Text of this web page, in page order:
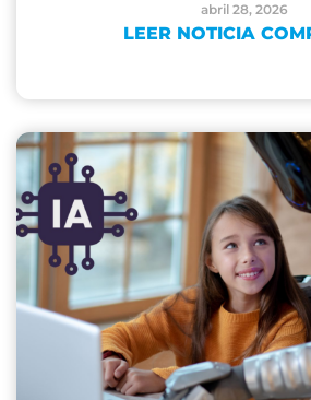
abril 28, 2026
LEER NOTICIA